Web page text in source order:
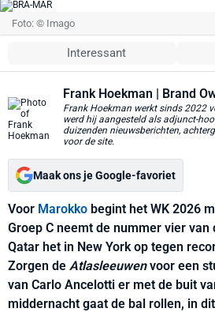
Foto: © Imago
Interessant
Frank Hoekman | Brand
Frank Hoekman werkt sinds 2022
werd hij aangesteld als adjunct-
duizenden nieuwsberichten,
voor de site.
Maak ons je Google-favoriet
Voor Marokko begint het WK 2026
Groep C neemt de nummer vier van
Qatar het in New York op tegen
Zorgen de Atlasleeuwenvoor een
van Carlo Ancelotti er met de buit
middernacht gaat de bal rollen, in